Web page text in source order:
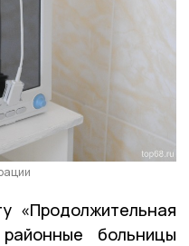
«Продолжительная
больницы